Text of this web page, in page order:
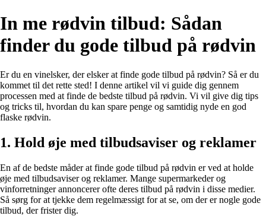
In me rødvin tilbud: Sådan
finder du gode tilbud på rødvin
Er du en vinelsker, der elsker at finde gode tilbud på rødvin? Så er du
kommet til det rette sted! I denne artikel vil vi guide dig gennem
processen med at finde de bedste tilbud på rødvin. Vi vil give dig tips
og tricks til, hvordan du kan spare penge og samtidig nyde en god
flaske rødvin.
1. Hold øje med tilbudsaviser og reklamer
En af de bedste måder at finde gode tilbud på rødvin er ved at holde
øje med tilbudsaviser og reklamer. Mange supermarkeder og
vinforretninger annoncerer ofte deres tilbud på rødvin i disse medier.
Så sørg for at tjekke dem regelmæssigt for at se, om der er nogle gode
tilbud, der frister dig.